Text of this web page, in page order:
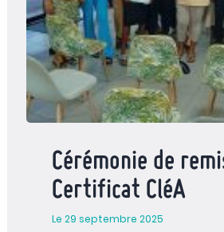
Cérémonie de
Certificat CléA
Le 29 septembre 2025